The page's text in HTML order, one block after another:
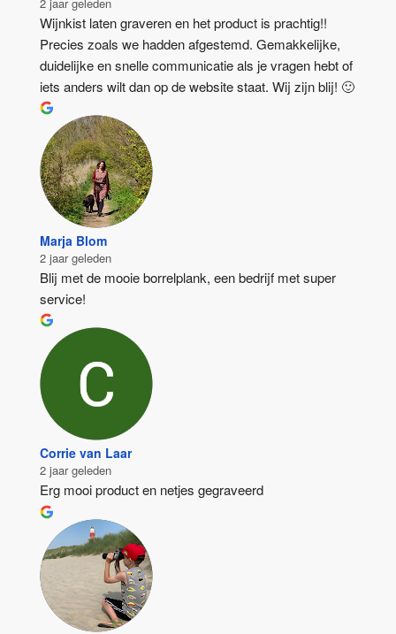
Wijnkist laten graveren en het product is prachtig!!
Precies zoals we hadden afgestemd. Gemakkelijke,
duidelijke en snelle communicatie als je vragen hebt of
iets anders wilt dan op de website staat. Wij zijn blij! 🙂
Marja Blom
2 jaar geleden
Blij met de mooie borrelplank, een bedrijf met super
service!
Corrie van Laar
2 jaar geleden
Erg mooi product en netjes gegraveerd